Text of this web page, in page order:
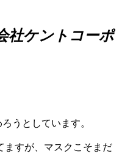
社ケントコーポ
うとしています。
ますが、マスクこそまだ